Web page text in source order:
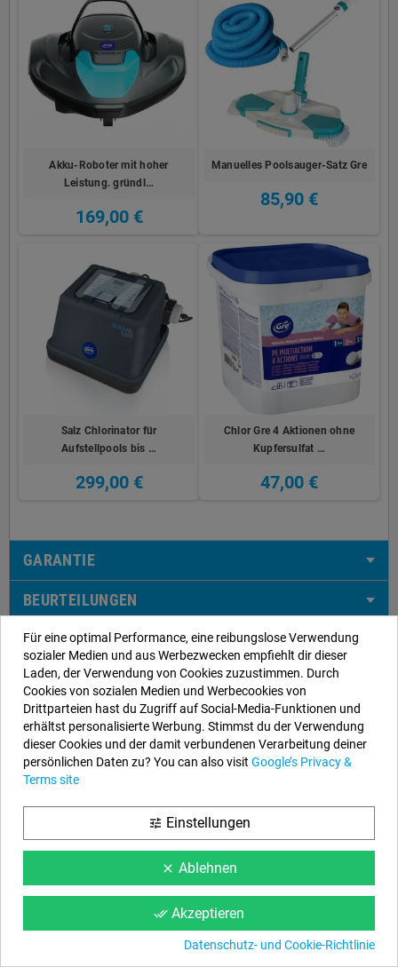
Akku-Roboter mit hoher
Leistung. gründl…
169,00 €
Manuelles Poolsauger-Satz Gre
85,90 €
Salz Chlorinator für
Aufstellpools bis …
299,00 €
Chlor Gre 4 Aktionen ohne
Kupfersulfat …
47,00 €
GARANTIE
BEURTEILUNGEN
Unsere Kontaktdaten
EYAROC COMPANY SL (DE329113465)
Rufen Sie uns jetzt an: DE: 0800.000.2626
Öffnungszeiten:
Montag bis Freitag: 9–14 Uhr und 15–18 Uhr
Folgen Sie uns
Instagram
Für eine optimal Performance, eine reibungslose Verwendung
sozialer Medien und aus Werbezwecken empfiehlt dir dieser
Laden, der Verwendung von Cookies zuzustimmen. Durch
Cookies von sozialen Medien und Werbecookies von
Drittparteien hast du Zugriff auf Social-Media-Funktionen und
erhältst personalisierte Werbung. Stimmst du der Verwendung
dieser Cookies und der damit verbundenen Verarbeitung deiner
persönlichen Daten zu? You can also visit Google’s Privacy &
Terms site
tune Einstellungen
clear Ablehnen
done_all Akzeptieren
Datenschutz- und Cookie-Richtlinie